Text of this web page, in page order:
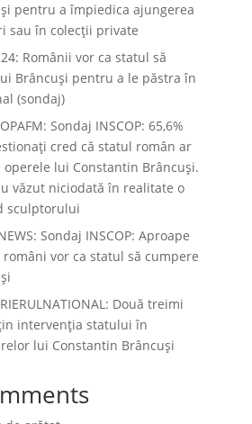
pentru a împiedica ajungerea
sau în colecţii private
Românii vor ca statul să
Brâncuși pentru a le păstra în
(sondaj)
Sondaj INSCOP: 65,6%
cred că statul român ar
lui Constantin Brâncuși.
văzut niciodată în realitate o
sculptorului
Sondaj INSCOP: Aproape
vor ca statul să cumpere
Două treimi
intervenția statului în
lui Constantin Brâncuși